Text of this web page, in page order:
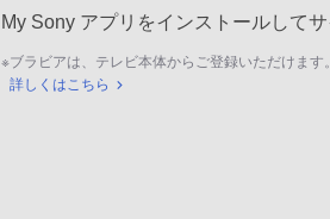
My Sony アプリをインストールしてサ
※ブラビアは、テレビ本体からご登録いただけます。
詳しくはこちら